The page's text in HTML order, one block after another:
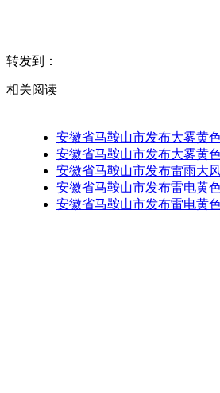
转发到：
相关阅读
安徽省马鞍山市发布大雾黄
安徽省马鞍山市发布大雾黄
安徽省马鞍山市发布雷雨大
安徽省马鞍山市发布雷电黄
安徽省马鞍山市发布雷电黄